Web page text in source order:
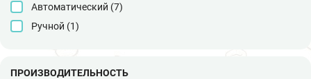
Автоматический (7)
Ручной (1)
ПРОИЗВОДИТЕЛЬНОСТЬ